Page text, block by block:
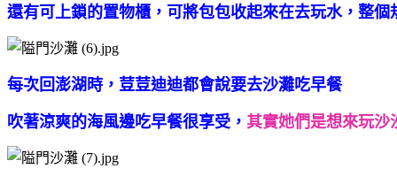
還有可上鎖的置物櫃，可將包包收起來在去玩水，整個
每次回澎湖時，荳荳迪迪都會說要去沙灘吃早餐
吹著涼爽的海風邊吃早餐很享受， 其實她們是想來玩沙